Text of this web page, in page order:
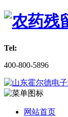
Tel:
400-800-5896
网站首页